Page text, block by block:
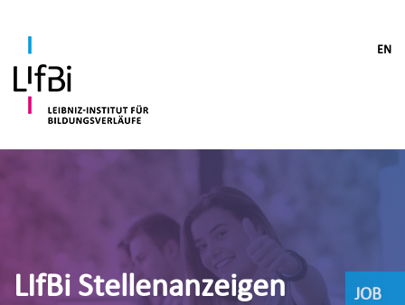
EN
LIfBi Stellenanzeigen JOB